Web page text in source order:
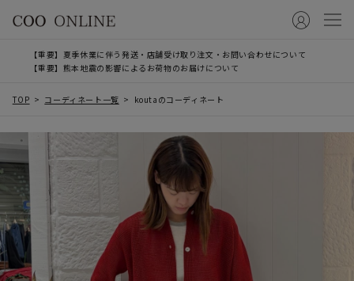
【重要】夏季休業に伴う発送・店舗受け取り注文・お問い合わせについて
【重要】熊本地震の影響によるお荷物のお届けについて
TOP コーディネート一覧 koutaのコーディネート